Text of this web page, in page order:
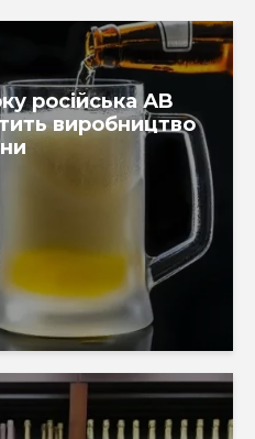
російська АB
виробництво